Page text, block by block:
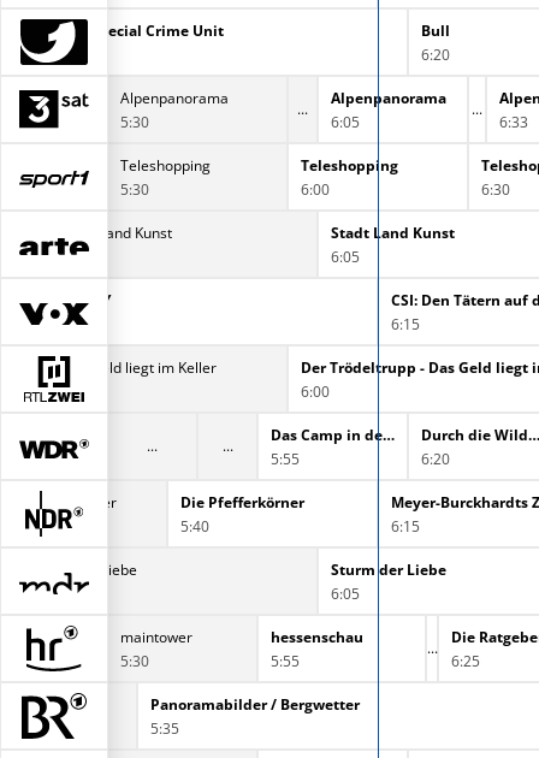
FBI: Special Crime Unit
5:20
Bull
6:20
Traumschlösser und Ritterburgen - Vom Salzkammergut ins Kremstal
Alpenpanorama
5:30
Alpenpanorama
6:05
6:33
Teleshopping
5:30
Teleshopping
6:00
6:30
Stadt Land Kunst
5:20
Stadt Land Kunst
6:05
CSI: NY
5:20
CSI: Den Tätern auf
6:15
- Das Geld liegt im Keller
Der Trödeltrupp - Das Geld liegt
6:00
Das Camp in der Wildnis
5:55
Durch die Wildnis - Das Abenteuer Deines Lebens
6:20
Die Pfefferkörner
5:10
Die Pfefferkörner
5:40
Meyer-Burckhardts
6:15
Sturm der Liebe
5:15
Sturm der Liebe
6:05
maintower
5:30
hessenschau
5:55
Die
6:25
Panoramabilder / Bergwetter
5:35